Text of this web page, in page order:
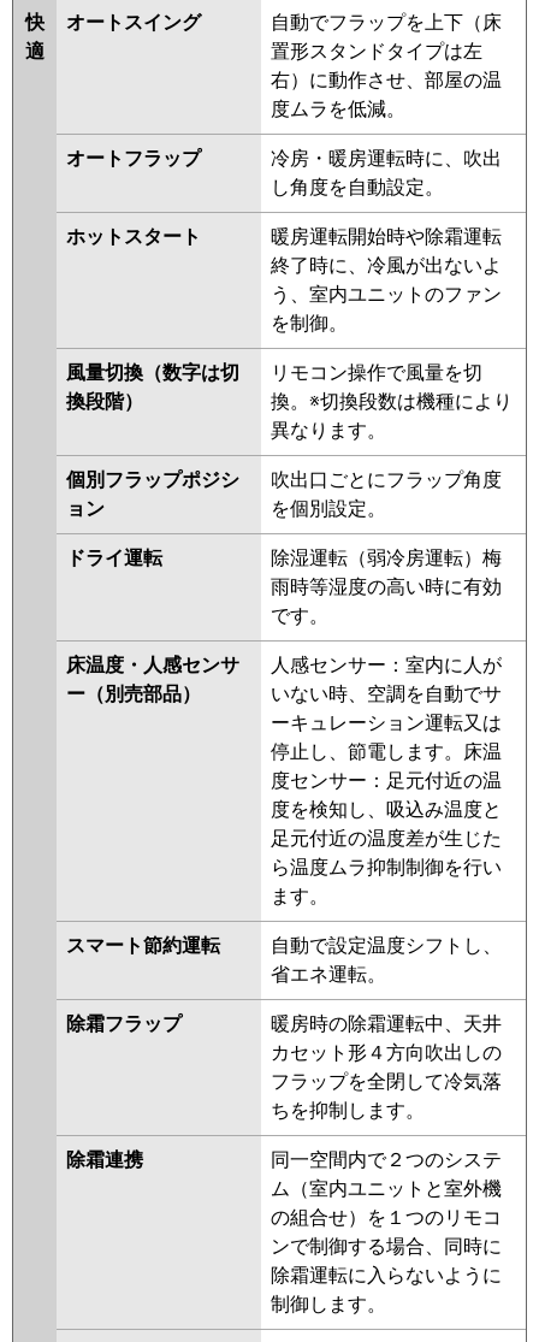
日立 RCI-GP56RSH12
三菱重工 FDTV566H6SA FDTV566H6SA-rak
FDTV566H6SA-airf
FDTV566H6SA-osj
パナソニック PA-P56U7KNCX PA-P56U7KC PA-
P56U7KNC PA-P56U7HNCX
P56U7HC PA-P56U7HNC
GUSA05613XU GUSA05613MUB
GUSA05613PXU
GUSA05613PMUB
RUSA05633MUB RUSA05633MU
RUSA05633XU RUSA05633X
RUSA05633M AUSA05677X
三菱電機 PLZ-ERMP56HLE5 PLZ-
ERMP56H5 PLZ-ERMP56HE5
PLZ-ERMP56HLE4 PLZ-
ERMP56H4
PLZ-ERMP56HE4
PLZ-ERMP56HE3
ERMP56H3 PLZ-ERMP56HLE3
PLZ-ERMP56HE2 PLZ-
ERMP56H2
PLZ-ERMP56HLE2
PLZ-ERMP56EZ PLZ-
ERMP56ELEZ PLZ-ERMP56EEZ
PLZ-ERMP56EEY PLZ-ERMP56EY
PLZ-ERMP56ELEY
ERMP56ELEV PLZ-ERMP56EEV
PLZ-ERMP56EV PLZ-ERMP56ER
PLZ-ERMP56ELER
ERMP56EER
日立 RCI-GP56RSH11
RCI-GP56RSH9
RCI-GP56RSH8 RCI-GP56RSH7
RCI-GP56RSH6
RCI-GP56RSH5
RCI-GP56RSH4 RCI-GP56RSH3
RCI-GP56RSH2
FDTV566H6S FDTV566H6S-airf
FDTV566H6S-rak
FDTV566H6S-
FDTV565HA5SA-rak
FDTV565HA5SA-airf
FDTV565HA5SA FDTV565HA5SA-
osj FDTV565H5SA-osj
FDTV565H5SA-rak
FDTV565H5SA-airf
FDTV565H5SA FDTV565H5S-osj
FDTV565H5S-rak FDTV565H5S-
FDTV565H5S
rakuri-na FDTV565H5S-airflex
PA-P56U7KNBX PA-P56U7HNBX
PA-P56U7KB PA-P56U7KNB PA-
P56U7HNB PA-P56U7HB PA-
P56U7K PA-P56U7KN
快
適
オートスイング
自動でフラップを上下（床
置形スタンドタイプは左
右）に動作させ、部屋の温
度ムラを低減。
オートフラップ
冷房・暖房運転時に、吹出
し角度を自動設定。
ホットスタート
暖房運転開始時や除霜運転
終了時に、冷風が出ないよ
う、室内ユニットのファン
を制御。
風量切換（数字は切
換段階）
リモコン操作で風量を切
換。※切換段数は機種により
異なります。
個別フラップポジシ
ョン
吹出口ごとにフラップ角度
を個別設定。
ドライ運転
除湿運転（弱冷房運転）梅
雨時等湿度の高い時に有効
です。
床温度・人感センサ
ー（別売部品）
人感センサー：室内に人が
いない時、空調を自動でサ
ーキュレーション運転又は
停止し、節電します。床温
度センサー：足元付近の温
度を検知し、吸込み温度と
足元付近の温度差が生じた
ら温度ムラ抑制制御を行い
ます。
スマート節約運転
自動で設定温度シフトし、
省エネ運転。
除霜フラップ
暖房時の除霜運転中、天井
カセット形４方向吹出しの
フラップを全閉して冷気落
ちを抑制します。
除霜連携
同一空間内で２つのシステ
ム（室内ユニットと室外機
の組合せ）を１つのリモコ
ンで制御する場合、同時に
除霜運転に入らないように
制御します。